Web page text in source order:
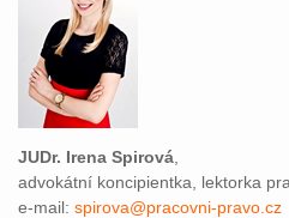
JUDr. Irena Spirová
advokátní koncipientka, lektorka
e-mail: spirova@pracovni-pravo.cz